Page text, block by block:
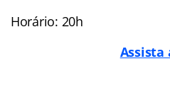
Horário: 20h
Assista